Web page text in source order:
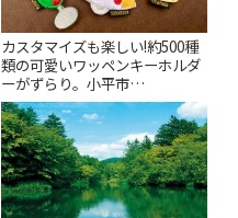
カスタマイズも楽しい!約500種
類の可愛いワッペンキーホルダ
ーがずらり。小平市
「Kimamaya T&K」 | ことりっ
ぷ